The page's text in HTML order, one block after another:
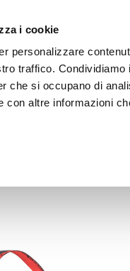
i cookie
personalizzare
traffico.
che si occupano di
con altre informazioni